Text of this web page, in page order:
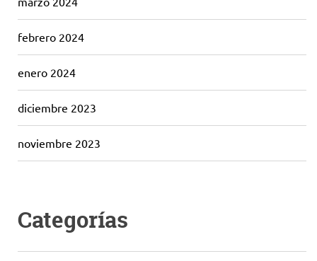
febrero 2024
enero 2024
diciembre 2023
noviembre 2023
Categorías